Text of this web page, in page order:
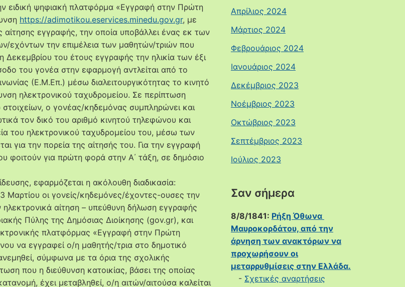
ειδική ψηφιακή πλατφόρμα «Εγγραφή στην Πρώτη
https://adimotikou.eservices.minedu.gov.gr, με
αίτησης εγγραφής, την οποία υποβάλλει ένας εκ των
εχόντων την επιμέλεια των μαθητών/τριών που
Δεκεμβρίου του έτους εγγραφής την ηλικία των έξι
του γονέα στην εφαρμογή αντλείται από το
(Ε.Μ.Επ.) μέσω διαλειτουργικότητας το κινητό
ηλεκτρονικού ταχυδρομείου. Σε περίπτωση
ο γονέας/κηδεμόνας συμπληρώνει και
τον δικό του αριθμό κινητού τηλεφώνου και
του ηλεκτρονικού ταχυδρομείου του, μέσω των
για την πορεία της αίτησής του. Για την εγγραφή
φοιτούν για πρώτη φορά στην Α΄ τάξη, σε δημόσιο
εφαρμόζεται η ακόλουθη διαδικασία:
Μαρτίου οι γονείς/κηδεμόνες/έχοντες-ουσες την
ηλεκτρονικά αίτηση – υπεύθυνη δήλωση εγγραφής
Πύλης της Δημόσιας Διοίκησης (gov.gr), και
πλατφόρμας «Εγγραφή στην Πρώτη
να εγγραφεί ο/η μαθητής/τρια στο δημοτικό
σύμφωνα με τα όρια της σχολικής
που η διεύθυνση κατοικίας, βάσει της οποίας
έχει μεταβληθεί, ο/η αιτών/αιτούσα καλείται
Απρίλιος 2024
Μάρτιος 2024
Φεβρουάριος 2024
Ιανουάριος 2024
Δεκέμβριος 2023
Νοέμβριος 2023
Οκτώβριος 2023
Σεπτέμβριος 2023
Ιούλιος 2023
Σαν σήμερα
8/8/1841: Ρήξη Όθωνα 
Μαυροκορδάτου, από την
άρνηση των ανακτόρων να
προχωρήσουν οι
μεταρρυθμίσεις στην Ελλάδα.
- Σχετικές αναρτήσεις